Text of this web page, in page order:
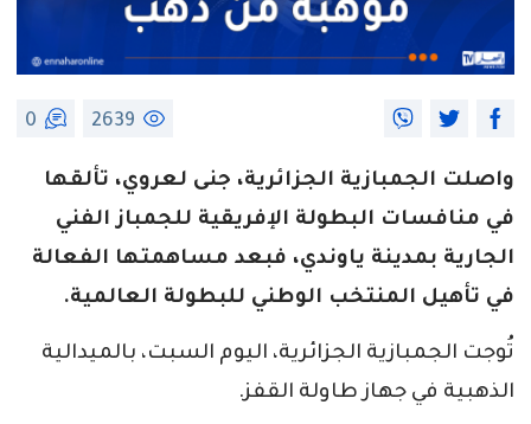
2639
0
واصلت الجمبازية الجزائرية، جنى لعروي، تألقها
في منافسات البطولة الإفريقية للجمباز الفني
الجارية بمدينة ياوندي، فبعد مساهمتها الفعالة
في تأهيل المنتخب الوطني للبطولة العالمية.
تُوجت الجمبازية الجزائرية، اليوم السبت، بالميدالية
الذهبية في جهاز طاولة القفز.